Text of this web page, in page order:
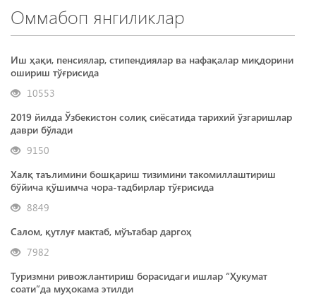
Оммабоп янгиликлар
Иш ҳақи, пенсиялар, стипендиялар ва нафақалар миқдорини
ошириш тўғрисида
10553
2019 йилда Ўзбекистон солиқ сиёсатида тарихий ўзгаришлар
даври бўлади
9150
Халқ таълимини бошқариш тизимини такомиллаштириш
бўйича қўшимча чора-тадбирлар тўғрисида
8849
Салом, қутлуғ мактаб, мўътабар даргоҳ
7982
Туризмни ривожлантириш борасидаги ишлар “Ҳукумат
соати”да муҳокама этилди